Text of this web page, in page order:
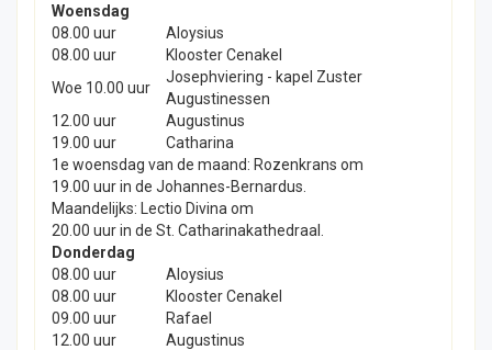
Woensdag
08.00 uur
Aloysius
08.00 uur
Klooster Cenakel
Woe 10.00 uur
Josephviering - kapel Zuster
Augustinessen
12.00 uur
Augustinus
19.00 uur
Catharina
1e woensdag van de maand: Rozenkrans om
19.00 uur in de Johannes-Bernardus.
Maandelijks: Lectio Divina om
20.00 uur in de St. Catharinakathedraal.
Donderdag
08.00 uur
Aloysius
08.00 uur
Klooster Cenakel
09.00 uur
Rafael
12.00 uur
Augustinus